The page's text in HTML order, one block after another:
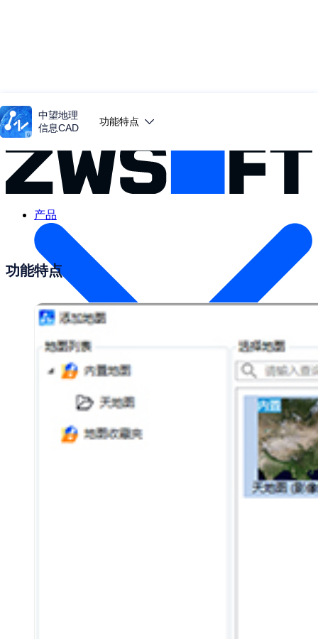
中望软件
产品
中望CAD+
从工具到平台 打造行业解决方案
中望地理
信息CAD
功能特点
功能特点